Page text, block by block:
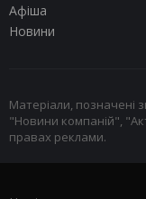
Афіша
Новини
Матеріали, позначені
"Новини компаній",
правах реклами.